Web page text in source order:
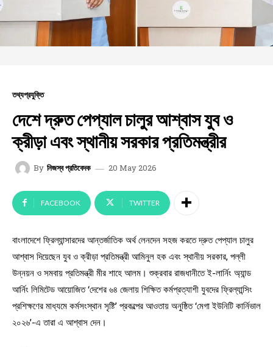
তথ্যপ্রযুক্তি
দেশে দ্রুত পেপ্যাল চালুর আশ্বাস যুব ও
ক্রীড়া এবং স্থানীয় সরকার প্রতিমন্ত্রীর
By নিজস্ব প্রতিবেদক 20 May 2026
FACEBOOK TWITTER
বাংলাদেশে ফ্রিল্যান্সারদের আন্তর্জাতিক অর্থ লেনদেন সহজ করতে দ্রুত পেপ্যাল চালুর
আশ্বাস দিয়েছেন যুব ও ক্রীড়া প্রতিমন্ত্রী আমিনুল হক এবং স্থানীয় সরকার, পল্লী
উন্নয়ন ও সমবায় প্রতিমন্ত্রী মীর শাহে আলম। শুক্রবার রাজধানীতে ই-লার্নিং অ্যান্ড
আর্নিং লিমিটেড আয়োজিত ‘দেশের ৬৪ জেলায় শিক্ষিত কর্মপ্রত্যাশী যুবদের ফ্রিল্যান্সিং
প্রশিক্ষণের মাধ্যমে কর্মসংস্থান সৃষ্টি’ প্রকল্পের আওতায় অনুষ্ঠিত ‘মেগা ইউনিটি কার্নিভাল
২০২৬’-এ তারা এ আশ্বাস দেন।